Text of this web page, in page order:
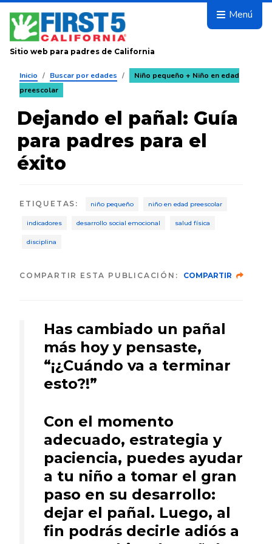
Avanza
Menú
Sitio web para padres de California
Inicio / Buscar por edades /
Niño pequeño + Niño en edad
preescolar
Dejando el pañal: Guía
para padres para el
éxito
ETIQUETAS : niño pequeño niño en edad preescolar
indicadores desarrollo social emocional salud física
disciplina
COMPARTIR ESTA PUBLICACIÓN: COMPARTIR
Has cambiado un pañal
más hoy y pensaste,
“¡¿Cuándo va a terminar
esto?!”
Con el momento
adecuado, estrategia y
paciencia, puedes ayudar
a tu niño a tomar el gran
paso en su desarrollo:
dejar el pañal. Luego, al
fin podrás decirle adiós a